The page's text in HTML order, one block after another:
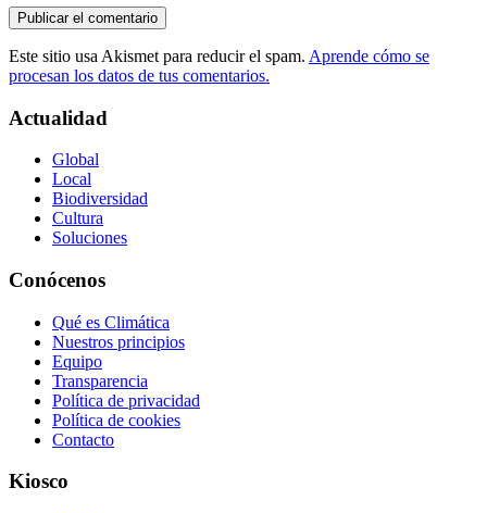
Este sitio usa Akismet para reducir el spam. Aprende cómo se
procesan los datos de tus comentarios.
Actualidad
Global
Local
Biodiversidad
Cultura
Soluciones
Conócenos
Qué es Climática
Nuestros principios
Equipo
Transparencia
Política de privacidad
Política de cookies
Contacto
Kiosco